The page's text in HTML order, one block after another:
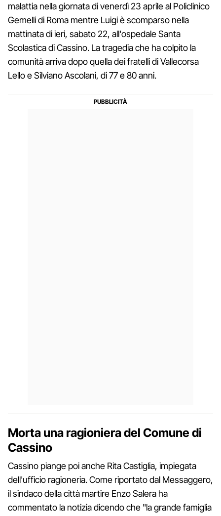
malattia nella giornata di venerdì 23 aprile al Policlinico
Gemelli di Roma mentre Luigi è scomparso nella
mattinata di ieri, sabato 22, all'ospedale Santa
Scolastica di Cassino. La tragedia che ha colpito la
comunità arriva dopo quella dei fratelli di Vallecorsa
Lello e Silviano Ascolani, di 77 e 80 anni.
Morta una ragioniera del Comune di
Cassino
Cassino piange poi anche Rita Castiglia, impiegata
dell'ufficio ragioneria. Come riportato dal Messaggero,
il sindaco della città martire Enzo Salera ha
commentato la notizia dicendo che "la grande famiglia